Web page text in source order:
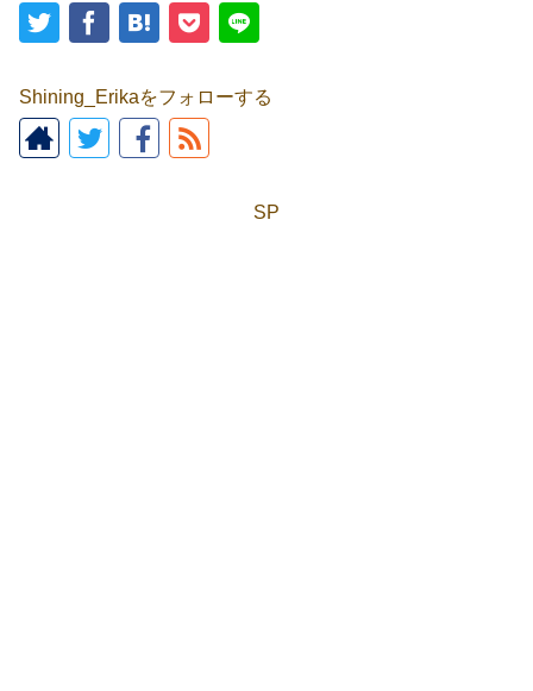
Shining_Erikaをフォローする
SP